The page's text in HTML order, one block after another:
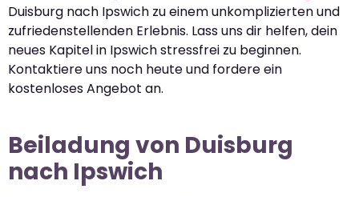
Duisburg nach Ipswich zu einem unkomplizierten und
zufriedenstellenden Erlebnis. Lass uns dir helfen, dein
neues Kapitel in Ipswich stressfrei zu beginnen.
Kontaktiere uns noch heute und fordere ein
kostenloses Angebot an.
Beiladung von Duisburg
nach Ipswich